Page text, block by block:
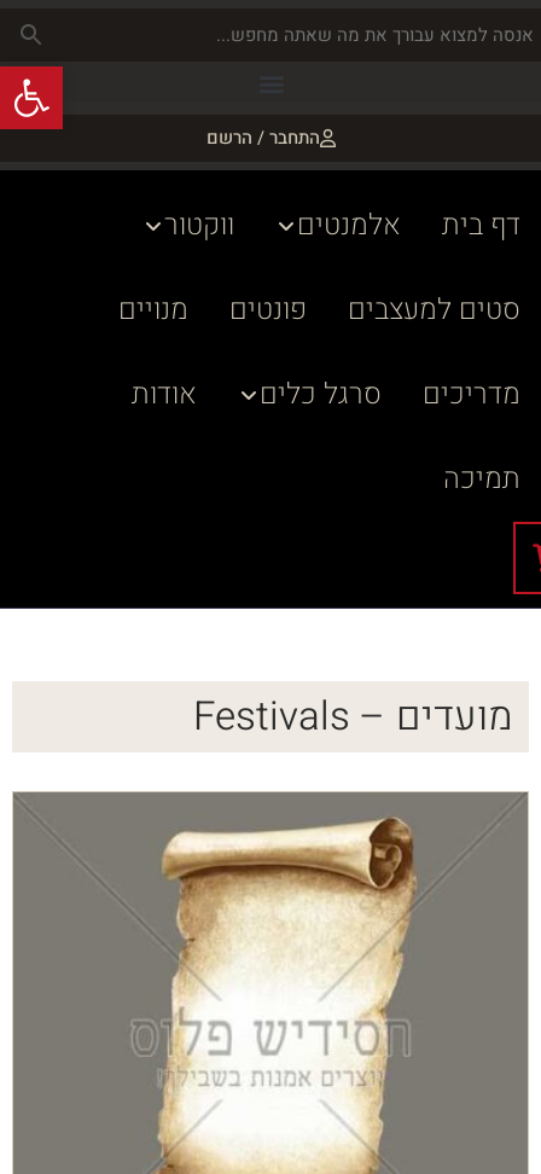
התחבר / הרשם
דף בית אלמנטים
ווקטור
סטים למעצבים
פונטים
מנויים
מדריכים
סרגל כלים
אודות
תמיכה
מועדים – Festivals